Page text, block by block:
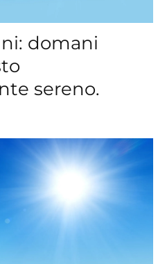
domani
sereno.